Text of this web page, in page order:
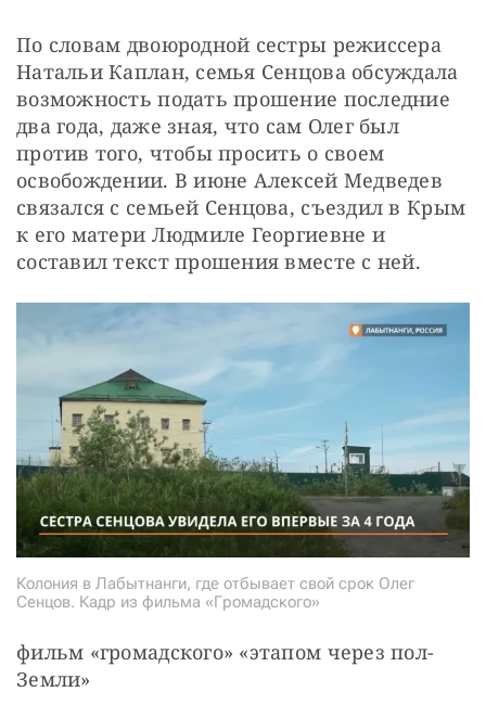
По словам двоюродной сестры режиссера
Натальи Каплан, семья Сенцова обсуждала
возможность подать прошение последние
два года, даже зная, что сам Олег был
против того, чтобы просить о своем
освобождении. В июне Алексей Медведев
связался с семьей Сенцова, съездил в Крым
к его матери Людмиле Георгиевне и
составил текст прошения вместе с ней.
Колония в Лабытнанги, где отбывает свой срок Олег
Сенцов. Кадр из фильма «Громадского»
фильм «громадского» «этапом через пол-
Земли»